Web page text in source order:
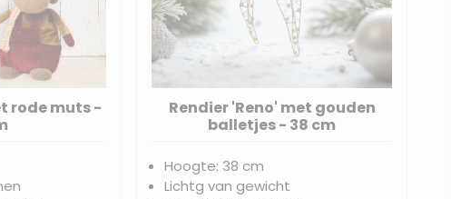
rode muts -
Rendier 'Reno' met gouden
balletjes - 38 cm
Hoogte: 38 cm
Lichtg van gewicht